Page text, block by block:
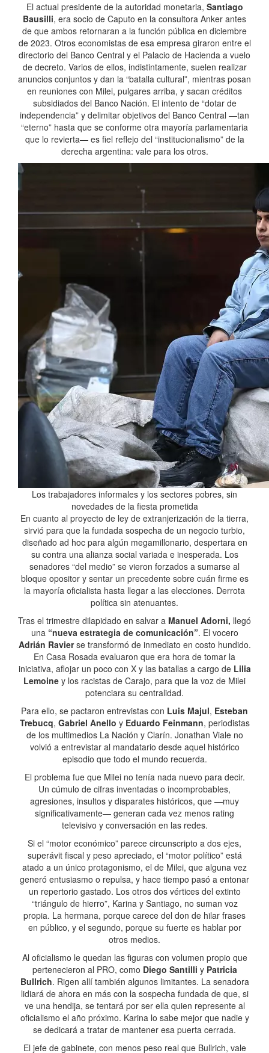
El actual presidente de la autoridad monetaria, Santiago
Bausilli, era socio de Caputo en la consultora Anker antes
de que ambos retornaran a la función pública en diciembre
de 2023. Otros economistas de esa empresa giraron entre el
directorio del Banco Central y el Palacio de Hacienda a vuelo
de decreto. Varios de ellos, indistintamente, suelen realizar
anuncios conjuntos y dan la “batalla cultural”, mientras posan
en reuniones con Milei, pulgares arriba, y sacan créditos
subsidiados del Banco Nación. El intento de “dotar de
independencia” y delimitar objetivos del Banco Central —tan
“eterno” hasta que se conforme otra mayoría parlamentaria
que lo revierta— es fiel reflejo del “institucionalismo” de la
derecha argentina: vale para los otros.
Los trabajadores informales y los sectores pobres, sin
novedades de la fiesta prometida
En cuanto al proyecto de ley de extranjerización de la tierra,
sirvió para que la fundada sospecha de un negocio turbio,
diseñado ad hoc para algún megamillonario, despertara en
su contra una alianza social variada e inesperada. Los
senadores “del medio” se vieron forzados a sumarse al
bloque opositor y sentar un precedente sobre cuán firme es
la mayoría oficialista hasta llegar a las elecciones. Derrota
política sin atenuantes.
Tras el trimestre dilapidado en salvar a Manuel Adorni, llegó
una“nueva estrategia de comunicación”. El vocero
Adrián Ravierse transformó de inmediato en costo hundido.
En Casa Rosada evaluaron que era hora de tomar la
iniciativa, aflojar un poco con X y las batallas a cargo de Lilia
Lemoine y los racistas de Carajo, para que la voz de Milei
potenciara su centralidad.
Para ello, se pactaron entrevistas con Luis Majul, Esteban
Trebucq, Gabriel Anello yEduardo Feinmann, periodistas
de los multimedios La Nación y Clarín. Jonathan Viale no
volvió a entrevistar al mandatario desde aquel histórico
episodio que todo el mundo recuerda.
El problema fue que Milei no tenía nada nuevo para decir.
Un cúmulo de cifras inventadas o incomprobables,
agresiones, insultos y disparates históricos, que —muy
significativamente— generan cada vez menos rating
televisivo y conversación en las redes.
Si el “motor económico” parece circunscripto a dos ejes,
superávit fiscal y peso apreciado, el “motor político” está
atado a un único protagonismo, el de Milei, que alguna vez
generó entusiasmo o repulsa, y hace tiempo pasó a entonar
un repertorio gastado. Los otros dos vértices del extinto
“triángulo de hierro”, Karina y Santiago, no suman voz
propia. La hermana, porque carece del don de hilar frases
en público, y el segundo, porque su fuerte es hablar por
otros medios.
Al oficialismo le quedan las figuras con volumen propio que
pertenecieron al PRO, como Diego Santilli y Patricia
Bullrich. Rigen allí también algunos limitantes. La senadora
lidiará de ahora en más con la sospecha fundada de que, si
ve una hendija, se tentará por ser ella quien represente al
oficialismo el año próximo. Karina lo sabe mejor que nadie y
se dedicará a tratar de mantener esa puerta cerrada.
El jefe de gabinete, con menos peso real que Bullrich, vale